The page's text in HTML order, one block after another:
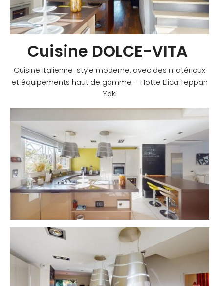
Cuisine DOLCE-VITA
Cuisine italienne style moderne, avec des matériaux
et équipements haut de gamme – Hotte Elica Teppan
Yaki